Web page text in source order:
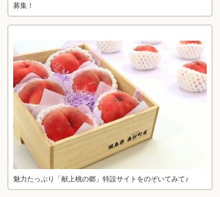
募集！
魅力たっぷり「献上桃の郷」特設サイトをのぞいてみて♪